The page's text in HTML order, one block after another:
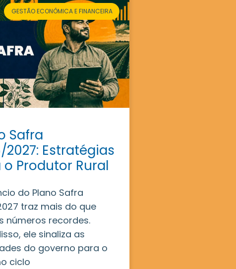
GESTÃO ECONÔMICA E FINANCEIRA
Safra
2027: Estratégias
Produtor Rural
do Plano Safra
traz mais do que
números recordes.
ele sinaliza as
do governo para o
ciclo